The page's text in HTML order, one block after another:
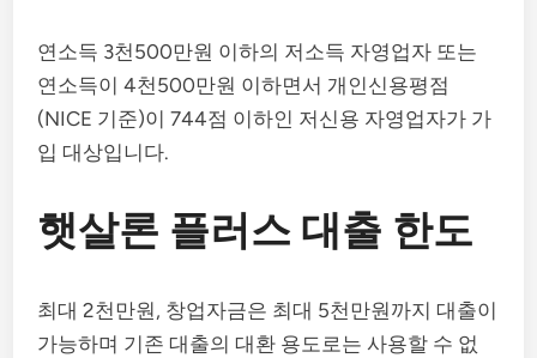
연소득 3천500만원 이하의 저소득 자영업자 또는
연소득이 4천500만원 이하면서 개인신용평점
(NICE 기준)이 744점 이하인 저신용 자영업자가 가
입 대상입니다.
햇살론 플러스 대출 한도
최대 2천만원, 창업자금은 최대 5천만원까지 대출이
가능하며 기존 대출의 대환 용도로는 사용할 수 없